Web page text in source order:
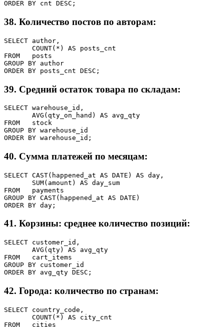
ORDER BY cnt DESC;
38. Количество постов по авторам:
SELECT author,
       COUNT(*) AS posts_cnt
FROM   posts
GROUP BY author
ORDER BY posts_cnt DESC;
39. Средний остаток товара по складам:
SELECT warehouse_id,
       AVG(qty_on_hand) AS avg_qty
FROM   stock
GROUP BY warehouse_id
ORDER BY warehouse_id;
40. Сумма платежей по месяцам:
SELECT CAST(happened_at AS DATE) AS day,
       SUM(amount) AS day_sum
FROM   payments
GROUP BY CAST(happened_at AS DATE)
ORDER BY day;
41. Корзины: среднее количество позиций:
SELECT customer_id,
       AVG(qty) AS avg_qty
FROM   cart_items
GROUP BY customer_id
ORDER BY avg_qty DESC;
42. Города: количество по странам:
SELECT country_code,
       COUNT(*) AS city_cnt
FROM   cities